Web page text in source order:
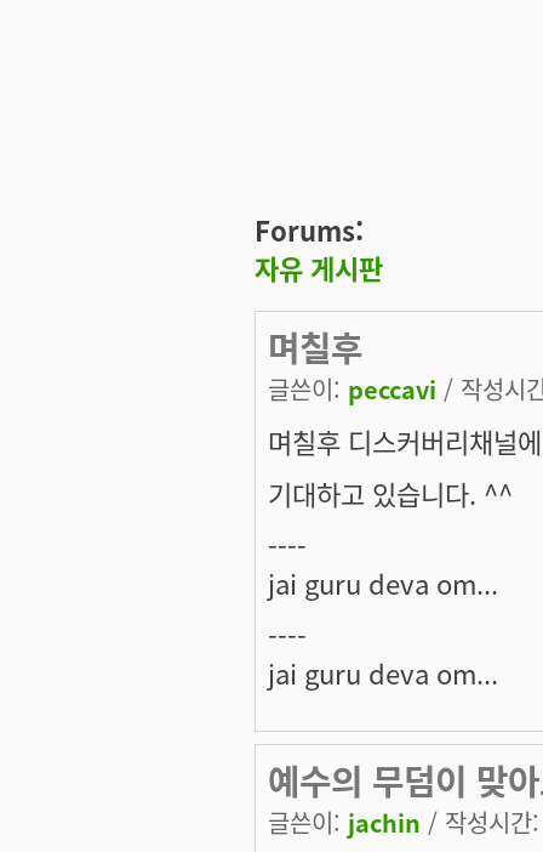
Forums:
자유 게시판
며칠후
글쓴이: peccavi / 작성시
며칠후 디스커버리채널
기대하고 있습니다. ^^
----
jai guru deva om...
----
jai guru deva om...
예수의 무덤이 맞
글쓴이: jachin / 작성시